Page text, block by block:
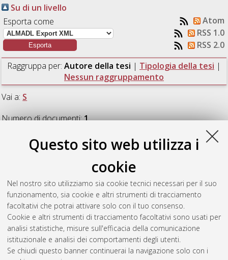
Questo sito web utilizza i
cookie
Nel nostro sito utilizziamo sia cookie tecnici necessari per il suo
funzionamento, sia cookie e altri strumenti di tracciamento
facoltativi che potrai attivare solo con il tuo consenso.
Cookie e altri strumenti di tracciamento facoltativi sono usati per
analisi statistiche, misure sull'efficacia della comunicazione
istituzionale e analisi dei comportamenti degli utenti.
Se chiudi questo banner continuerai la navigazione solo con i
Su di un livello
Esporta come
Atom
RSS 1.0
RSS 2.0
Raggruppa per: Autore della tesi | Tipologia della tesi |
Nessun raggruppamento
Vai a: S
Numero di documenti:1.
di una strada regionale interagente con una scarpata in
condizioni di stabilità limite. [Laurea magistrale], Università di
Bologna, Corso di Studio in Ingegneria per l'ambiente e il
territorio [LM-DM270], Documento full-text non disponibile
Questa lista e' stata generata ilFri Aug 7 01:28:12 2026 CEST